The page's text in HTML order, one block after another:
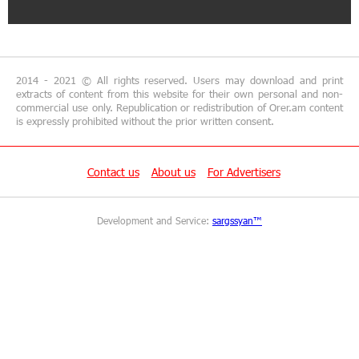
13:02:19 29-06-2026
AraratBank Reports Growth in its SME Loan
Portfolio in 2025
and sustainable finance in Armenia
2014 - 2021 © All rights reserved. Users may download and print
extracts of content from this website for their own personal and non-
commercial use only. Republication or redistribution of Orer.am content
is expressly prohibited without the prior written consent.
Contact us About us For Advertisers
Development and Service: sargssyan™